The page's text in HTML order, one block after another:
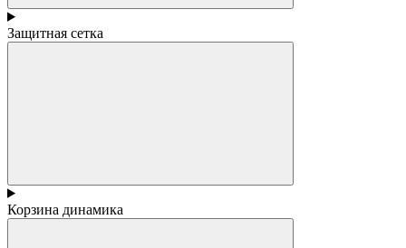
Защитная сетка
Корзина динамика